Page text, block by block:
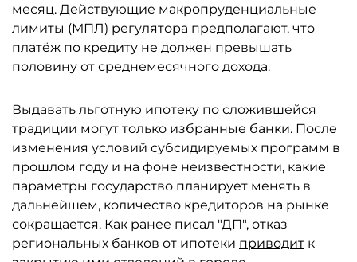
месяц. Действующие макропруденциальные
лимиты (МПЛ) регулятора предполагают, что
платёж по кредиту не должен превышать
половину от среднемесячного дохода.
Выдавать льготную ипотеку по сложившейся
традиции могут только избранные банки. После
изменения условий субсидируемых программ в
прошлом году и на фоне неизвестности, какие
параметры государство планирует менять в
дальнейшем, количество кредиторов на рынке
сокращается. Как ранее писал "ДП", отказ
региональных банков от ипотеки приводит к